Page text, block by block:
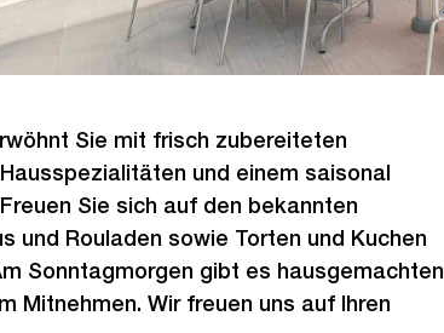
Sie mit frisch zubereiteten
und einem saisonal
Sie sich auf den bekannten
und Rouladen sowie Torten und Kuchen
Sonntagmorgen gibt es hausgemachten
Mitnehmen. Wir freuen uns auf Ihren